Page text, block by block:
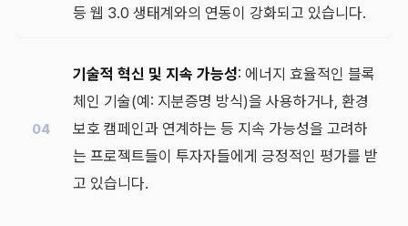
등 웹 3.0 생태계와의 연동이 강화되고 있습니다.
기술적 혁신 및 지속 가능성: 에너지 효율적인 블록
체인 기술(예: 지분증명 방식)을 사용하거나, 환경
보호 캠페인과 연계하는 등 지속 가능성을 고려하
는 프로젝트들이 투자자들에게 긍정적인 평가를 받
고 있습니다.